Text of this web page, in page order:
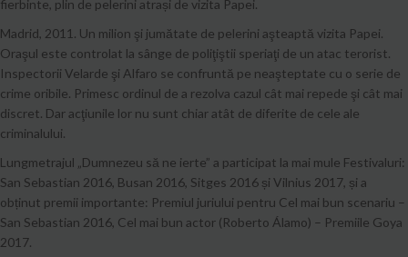
fierbinte, plin de pelerini atrași de vizita Papei.
Madrid, 2011. Un milion şi jumătate de pelerini aşteaptă vizita Papei.
Oraşul este controlat la sânge de poliţiştii speriaţi de un atac terorist.
Inspectorii Velarde şi Alfaro se confruntă pe neaşteptate cu o serie de
crime oribile. Primesc ordinul de a rezolva cazul cât mai repede şi cât mai
discret. Dar acţiunile lor nu sunt chiar atât de diferite de cele ale
criminalului.
Lungmetrajul „Dumnezeu să ne ierte” a participat la mai mule Festivaluri:
San Sebastian 2016, Busan 2016, Sitges 2016 și Vilnius 2017, și a
obținut premii importante: Premiul juriului pentru Cel mai bun scenariu –
San Sebastian 2016, Cel mai bun actor (Roberto Álamo) – Premiile Goya
2017.